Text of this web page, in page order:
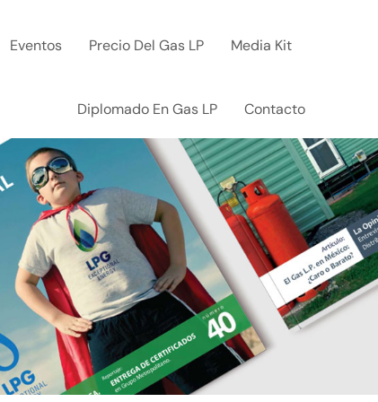
Eventos Precio Del Gas LP Media Kit
Diplomado En Gas LP Contacto